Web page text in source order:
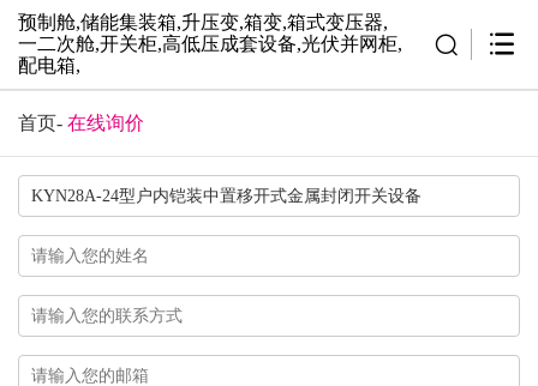
预制舱,储能集装箱,升压变,箱变,箱式变压器,
一二次舱,开关柜,高低压成套设备,光伏并网柜,
配电箱,
首页- 在线询价